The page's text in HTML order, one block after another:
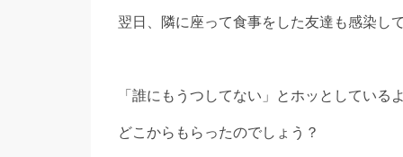
翌日、隣に座って食事をした友達も感染し
「誰にもうつしてない」とホッとしている
どこからもらったのでしょう？